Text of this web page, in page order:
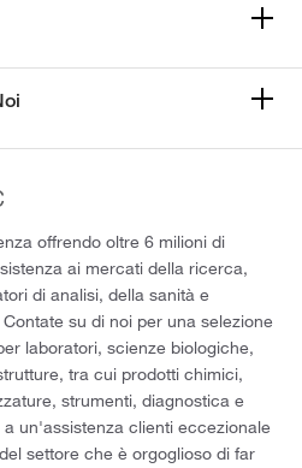
offrendo oltre 6 milioni di
ai mercati della ricerca,
di analisi, della sanità e
su di noi per una selezione
laboratori, scienze biologiche,
tra cui prodotti chimici,
strumenti, diagnostica e
un'assistenza clienti eccezionale
settore che è orgoglioso di far